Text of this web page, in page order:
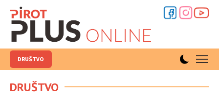
DRUŠTVO
DRUŠTVO